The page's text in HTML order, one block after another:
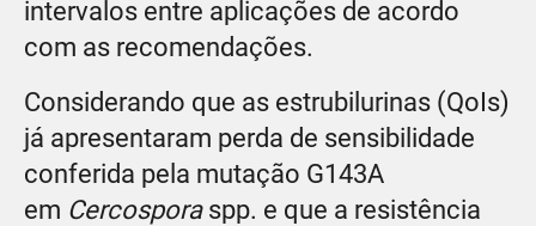
intervalos entre aplicações de acordo
com as recomendações.
Considerando que as estrubilurinas (QoIs)
já apresentaram perda de sensibilidade
conferida pela mutação G143A
em Cercosporaspp. e que a resistência